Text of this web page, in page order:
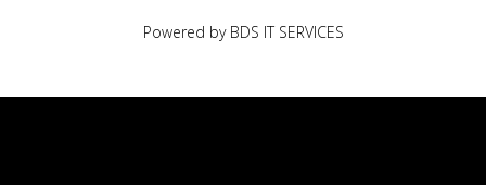
Powered by BDS IT SERVICES